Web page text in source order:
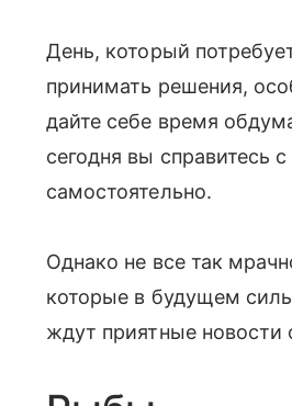
День, который
принимать решения,
дайте себе время
сегодня вы справитесь
самостоятельно.
Однако не все так
которые в будущем
ждут приятные